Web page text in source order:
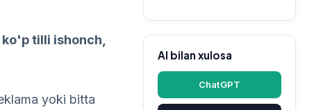
tilli ishonch,
yoki bitta
AI bilan xulosa
ChatGPT